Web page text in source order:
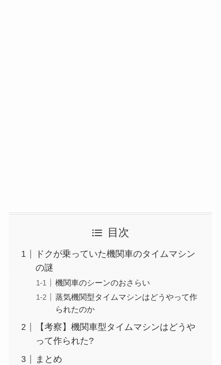
目次
ドクが乗っていた機関車のタイムマシン
の謎
機関車のシーンのおさらい
蒸気機関型タイムマシンはどうやって作
られたのか
【考察】機関車型タイムマシンはどうや
って作られた?
まとめ